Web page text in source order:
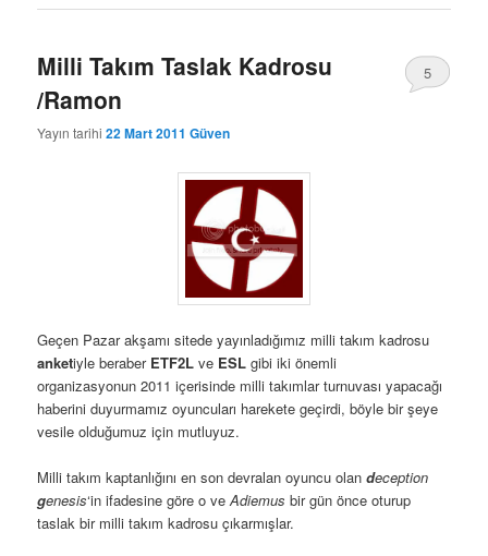
Milli Takım Taslak Kadrosu
/Ramon
Yayın tarihi22 Mart 2011 Güven
5
Geçen Pazar akşamı sitede yayınladığımız milli takım kadrosu
anketiyle beraber ETF2L ve ESL gibi iki önemli
organizasyonun 2011 içerisinde milli takımlar turnuvası yapacağı
haberini duyurmamız oyuncuları harekete geçirdi, böyle bir şeye
vesile olduğumuz için mutluyuz.
Milli takım kaptanlığını en son devralan oyuncu olandeception
genesis‘in ifadesine göre o veAdiemus bir gün önce oturup
taslak bir milli takım kadrosu çıkarmışlar.